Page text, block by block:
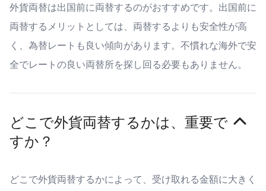
外貨両替は出国前に両替するのがおすすめです。出国前に
両替するメリットとしては、両替するよりも安全性が高
く、為替レートも良い傾向があります。不慣れな海外で安
全でレートの良い両替所を探し回る必要もありません。
どこで外貨両替するかは、重要で
すか？
どこで外貨両替するかによって、受け取れる金額に大きく